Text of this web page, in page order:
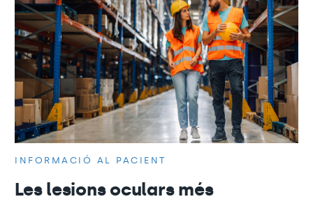
INFORMACIÓ AL PACIENT
Les lesions oculars més